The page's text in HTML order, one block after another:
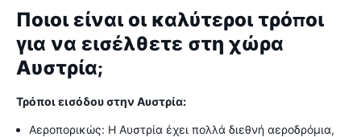
Ποιοι είναι οι καλύτεροι τρόποι
για να εισέλθετε στη χώρα
Αυστρία;
Τρόποι εισόδου στην Αυστρία:
Αεροπορικώς: Η Αυστρία έχει πολλά διεθνή αεροδρόμια,